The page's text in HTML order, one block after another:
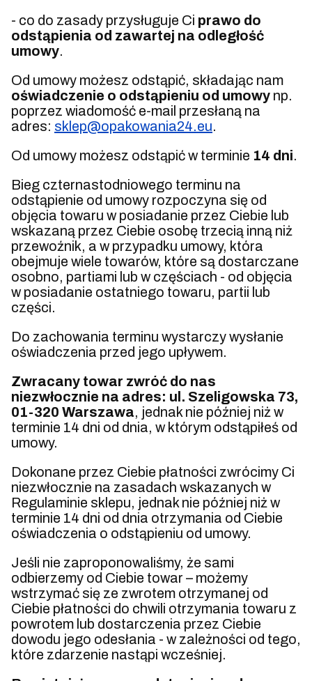
- co do zasady przysługuje Ci prawo do
odstąpienia od zawartej na odległość
umowy.
Od umowy możesz odstąpić, składając nam
oświadczenie o odstąpieniu od umowy np.
poprzez wiadomość e-mail przesłaną na
adres: sklep@opakowania24.eu.
Od umowy możesz odstąpić w terminie 14 dni.
Bieg czternastodniowego terminu na
odstąpienie od umowy rozpoczyna się od
objęcia towaru w posiadanie przez Ciebie lub
wskazaną przez Ciebie osobę trzecią inną niż
przewoźnik, a w przypadku umowy, która
obejmuje wiele towarów, które są dostarczane
osobno, partiami lub w częściach - od objęcia
w posiadanie ostatniego towaru, partii lub
części.
Do zachowania terminu wystarczy wysłanie
oświadczenia przed jego upływem.
Zwracany towar zwróć do nas
niezwłocznie na adres: ul. Szeligowska 73,
01-320 Warszawa, jednak nie później niż w
terminie 14 dni od dnia, w którym odstąpiłeś od
umowy.
Dokonane przez Ciebie płatności zwrócimy Ci
niezwłocznie na zasadach wskazanych w
Regulaminie sklepu, jednak nie później niż w
terminie 14 dni od dnia otrzymania od Ciebie
oświadczenia o odstąpieniu od umowy.
Jeśli nie zaproponowaliśmy, że sami
odbierzemy od Ciebie towar – możemy
wstrzymać się ze zwrotem otrzymanej od
Ciebie płatności do chwili otrzymania towaru z
powrotem lub dostarczenia przez Ciebie
dowodu jego odesłania - w zależności od tego,
które zdarzenie nastąpi wcześniej.